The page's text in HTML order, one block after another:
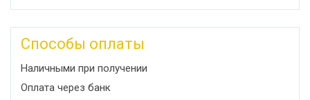
Способы оплаты
Наличными при получении
Оплата через банк